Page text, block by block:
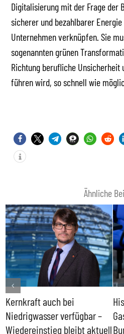
Digitalisierung mit der Frage der
sicherer und bezahlbarer
Unternehmen verknüpfen. Sie
sogenannten grünen
Richtung berufliche Unsicherheit
führen wird, so schnell wie
Ähnliche
Kernkraft auch bei
Niedrigwasser verfügbar –
Wiedereinstieg bleibt aktuell